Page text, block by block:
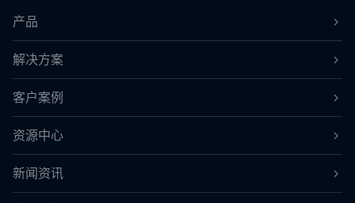
产品
解决方案
客户案例
资源中心
新闻资讯